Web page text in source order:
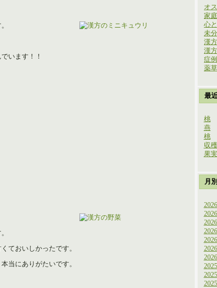
います！！
ておいしかったです。
当にありがたいです。
オ
家
心
未
漢
漢
症
薬
最
桃
燕
桃
収穫
果実
月